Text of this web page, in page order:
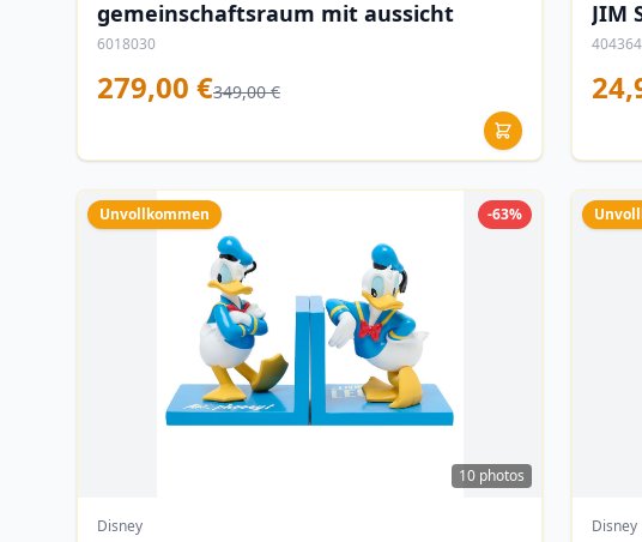
gemeinschaftsraum mit aussicht
6018030
279,00 €349,00 €
JIM
Unvollkommen -63%
10 photos
Disney Disney